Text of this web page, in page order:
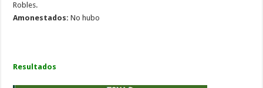
Robles.
Amonestados: No hubo
Resultados